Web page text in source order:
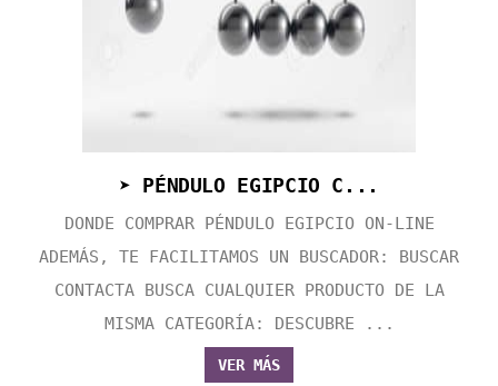
➤ PÉNDULO EGIPCIO C...
DONDE COMPRAR PÉNDULO EGIPCIO ON-LINE
ADEMÁS, TE FACILITAMOS UN BUSCADOR: BUSCAR
CONTACTA BUSCA CUALQUIER PRODUCTO DE LA
MISMA CATEGORÍA: DESCUBRE ...
VER MÁS